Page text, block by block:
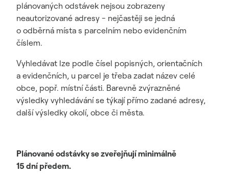
plánovaných odstávek nejsou zobrazeny
neautorizované adresy - nejčastěji se jedná
o odběrná místa s parcelním nebo evidenčním
číslem.
Vyhledávat lze podle čísel popisných, orientačních
a evidenčních, u parcel je třeba zadat název celé
obce, popř. místní části. Barevně zvýrazněné
výsledky vyhledávání se týkají přímo zadané adresy,
další výsledky okolí, obce či města.
Plánované odstávky se zveřejňují minimálně
15 dní předem.